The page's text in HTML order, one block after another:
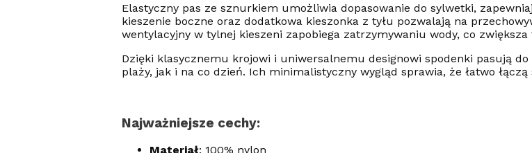
Elastyczny pas ze sznurkiem umożliwia dopasowanie do sylwetki,
kieszenie boczne oraz dodatkowa kieszonka z tyłu pozwalają na
wentylacyjny w tylnej kieszeni zapobiega zatrzymywaniu wody, co
Dzięki klasycznemu krojowi i uniwersalnemu designowi spodenki pasują
plaży, jak i na co dzień. Ich minimalistyczny wygląd sprawia, że łatwo
Najważniejsze cechy:
Materiał: 100% nylon